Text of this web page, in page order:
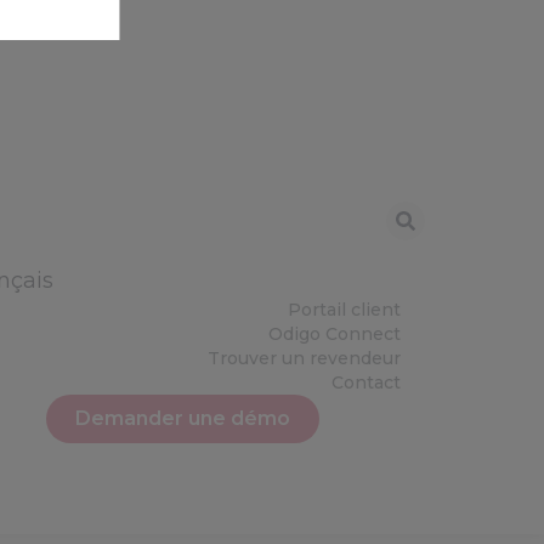
Portail client
Odigo Connect
Trouver un revendeur
Contact
Demander une démo